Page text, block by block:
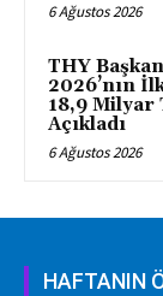
6 Ağustos 2026
THY
2026’nın
18,9 Milyar
Açıkladı
6 Ağustos 2026
HAFTANIN